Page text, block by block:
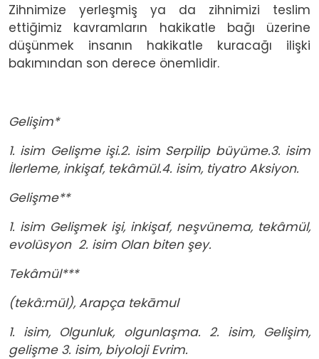
Zihnimize yerleşmiş ya da zihnimizi teslim
ettiğimiz kavramların hakikatle bağı üzerine
düşünmek insanın hakikatle kuracağı ilişki
bakımından son derece önemlidir.
Gelişim*
1. isim Gelişme işi.2. isim Serpilip büyüme.3. isim
İlerleme, inkişaf, tekâmül.4. isim, tiyatro Aksiyon.
Gelişme**
1. isim Gelişmek işi, inkişaf, neşvünema, tekâmül,
evolüsyon 2. isim Olan biten şey.
Tekâmül***
(tekâ:mül), Arapça tekāmul
1. isim, Olgunluk, olgunlaşma. 2. isim, Gelişim,
gelişme 3. isim, biyoloji Evrim.